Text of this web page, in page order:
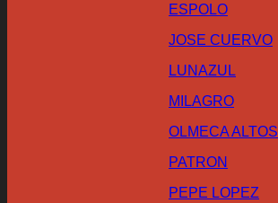
ESPOLO
JOSE CUERVO
LUNAZUL
MILAGRO
OLMECA ALTOS
PATRON
PEPE LOPEZ